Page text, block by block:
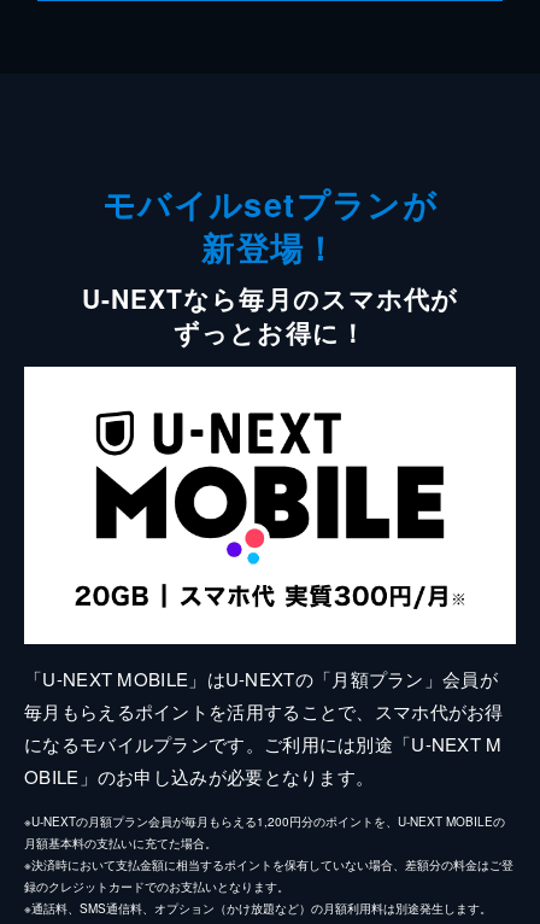
モバイルsetプランが
新登場！
U-NEXTなら毎月のスマホ代が
ずっとお得に！
「U-NEXT MOBILE」はU-NEXTの「月額プラン」会員が
毎月もらえるポイントを活用することで、スマホ代がお得
になるモバイルプランです。ご利用には別途「U-NEXT M
OBILE」のお申し込みが必要となります。
※U-NEXTの月額プラン会員が毎月もらえる1,200円分のポイントを、U-NEXT MOBILEの
月額基本料の支払いに充てた場合。
※決済時において支払金額に相当するポイントを保有していない場合、差額分の料金はご登
録のクレジットカードでのお支払いとなります。
※通話料、SMS通信料、オプション（かけ放題など）の月額利用料は別途発生します。